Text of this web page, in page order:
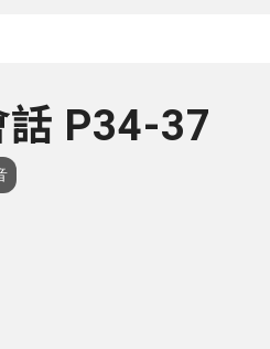
P34-37